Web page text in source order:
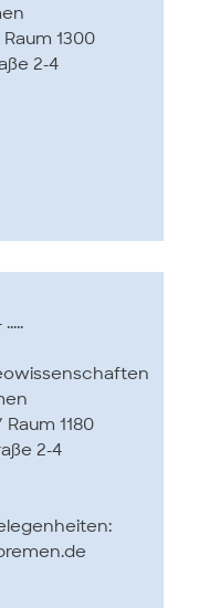
1300
2-4
1180
2-4